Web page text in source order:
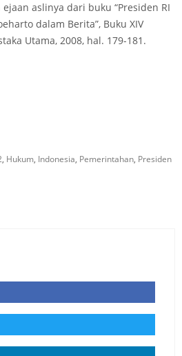
aslinya dari buku “Presiden RI
dalam Berita”, Buku XIV
Utama, 2008, hal. 179-181.
, Hukum, Indonesia, Pemerintahan, Presiden